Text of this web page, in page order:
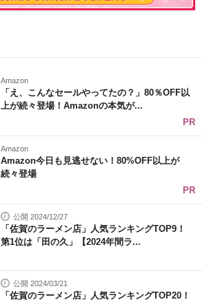
Amazon
「え、こんなセールやってたの？」80％OFF以
上が続々登場！Amazonの本気が...
PR
Amazon
Amazon今日も見逃せない！80%OFF以上が
続々登場
PR
公開 2024/12/27
「佐賀のラーメン店」人気ランキングTOP9！
第1位は「田の久」【2024年間ラ...
公開 2024/03/21
「佐賀のラーメン店」人気ランキングTOP20！